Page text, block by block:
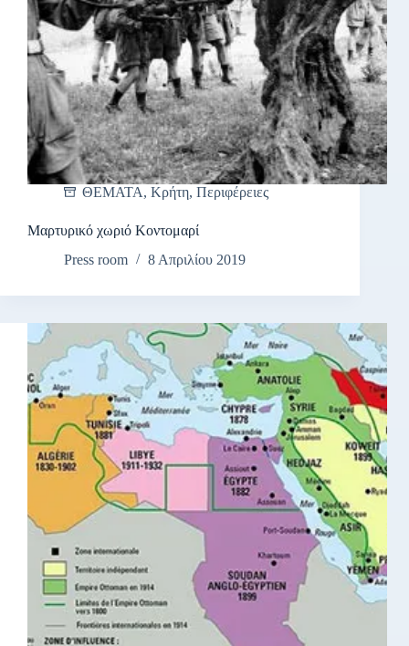
ΘΕΜΑΤΑ, Κρήτη, Περιφέρειες
Μαρτυρικό χωριό Κοντομαρί
Press room
8 Απριλίου 2019